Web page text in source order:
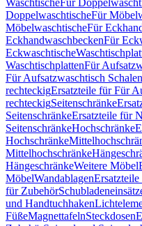
WaschtischeFür
DoppelwaschtischeFür
MöbelwaschtischeFür
EckhandwaschbeckenFür
Eckwaschtische
WaschtischplattenFür
Für Aufsatzwaschtisch
rechteckigErsatzteile für Für
rechteckigSeitenschränke
SeitenschränkeErsatzteile für
SeitenschränkeHochschränke
Hochschränke
Mittelhochschränke
HängeschränkeWeitere Möbel
MöbelWandablagen
für Zubehör
und Handtuchhaken
FüßeMagnettafelnSteckdosen